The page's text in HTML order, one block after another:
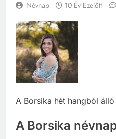
Névnap 10 Év Ezelőtt
A Borsika hét hangból álló
A Borsika